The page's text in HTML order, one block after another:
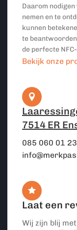
Daarom
nemen en te
kunnen
te
de perfecte
Bekijk onze
7514 ER
085 060 01 23
Laat een
Wij zijn blij